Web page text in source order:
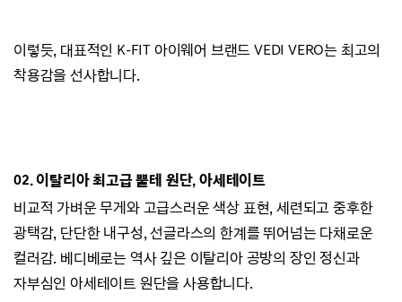
이렇듯, 대표적인 K-FIT 아이웨어 브랜드VEDI VERO는 최고의
착용감을 선사합니다.
02. 이탈리아 최고급 뿔테 원단, 아세테이트
비교적 가벼운 무게와 고급스러운 색상 표현, 세련되고 중후한
광택감, 단단한 내구성, 선글라스의 한계를 뛰어넘는 다채로운
컬러감. 베디베로는 역사 깊은 이탈리아 공방의 장인 정신과
자부심인 아세테이트 원단을 사용합니다.